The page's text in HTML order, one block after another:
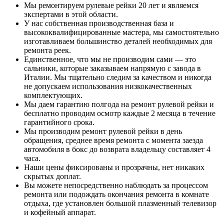
Мы ремонтируем рулевые рейки 20 лет и являемся
экспертами в этой области.
У нас собственная производственная база и
высококвалифицированные мастера, мы самостоятельно
изготавливаем большинство деталей необходимых для
ремонта реек.
Единственное, что мы не производим сами — это
сальники, которые заказываем напрямую с завода в
Италии. Мы тщательно следим за качеством и никогда
не допускаем использования низкокачественных
комплектующих.
Мы даем гарантию полгода на ремонт рулевой рейки и
бесплатно проводим осмотр каждые 2 месяца в течение
гарантийного срока.
Мы производим ремонт рулевой рейки в день
обращения, среднее время ремонта с момента заезда
автомобиля в бокс до возврата владельцу составляет 4
часа.
Наши цены фиксированы и прозрачны, нет никаких
скрытых доплат.
Вы можете непосредственно наблюдать за процессом
ремонта или подождать окончания ремонта в комнате
отдыха, где установлен большой плазменный телевизор
и кофейный аппарат.